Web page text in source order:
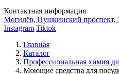
Контактная информация
Могилёв, Пушкинский проспект,
Instagram Tiktok
Главная
Каталог
Профессиональная химия
Моющие средства для